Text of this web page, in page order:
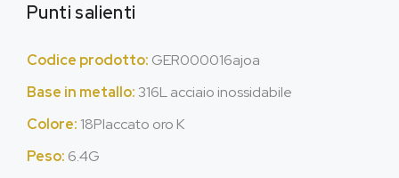
Punti salienti
Codice prodotto: GER000016ajoa
Base in metallo: 316L acciaio inossidabile
Colore: 18Placcato oro K
Peso: 6.4G